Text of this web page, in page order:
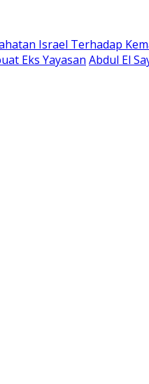
Israel Terhadap
Eks Yayasan Abdul El